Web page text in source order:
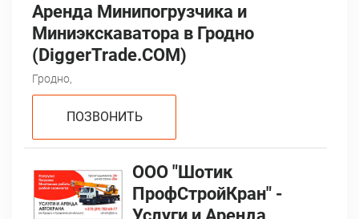
Аренда Минипогрузчика и
Миниэкскаватора в Гродно
(DiggerTrade.COM)
Гродно,
ПОЗВОНИТЬ
ООО "Шотик
ПрофСтройКран" -